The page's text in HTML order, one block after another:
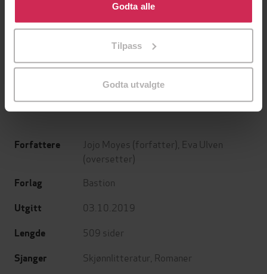
bruke cookies for alle disse formålene. Du kan også
tilpasse ditt samtykke til spesifikke formål ved å klikke
Godta alle
Tilpass
Godta utvalgte
Jo Nesbø
Jørn Lier Horst
Forfattere Jojo Moyes (forfatter), Eva Ulven
(oversetter)
Forlag Bastion
Utgitt 03.10.2019
Lengde 509 sider
Sjanger Skjønnlitteratur Romaner